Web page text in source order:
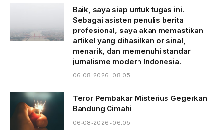
Baik, saya siap untuk tugas ini.
Sebagai asisten penulis berita
profesional, saya akan memastikan
artikel yang dihasilkan orisinal,
menarik, dan memenuhi standar
jurnalisme modern Indonesia.
06-08-2026 - 08.05
Teror Pembakar Misterius Gegerkan
Bandung Cimahi
06-08-2026 - 06.05